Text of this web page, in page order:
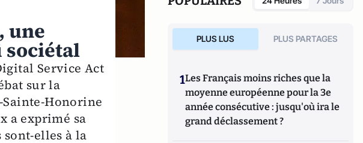
une
sociétal
Service Act
sur la
Honorine
a exprimé sa
elles à la
recherche).
PLUS LUS PLUS PARTAGES
1Les Français moins riches que la
moyenne européenne pour la 3e
année consécutive : jusqu'où ira le
grand déclassement ?